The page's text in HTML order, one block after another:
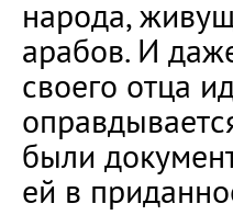
народа,
арабов. И
своего отца
были
ей в